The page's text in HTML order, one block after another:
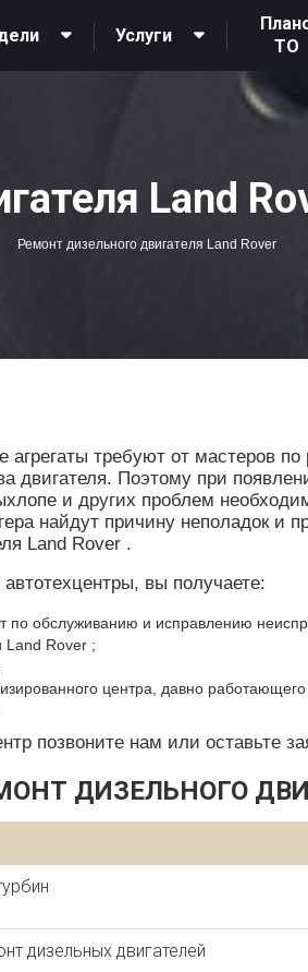
Услуги
ТО
Land
Ремонт дизельного двигателя Land Rover
требуют от мастеров
двигателя. Поэтому при
и других проблем
найдут причину неполадок и
Land Rover .
вы получаете:
по обслуживанию и исправлению
Land Rover ;
центра, давно
позвоните нам или оставьте
ДИЗЕЛЬНОГО
дизельных двигателей